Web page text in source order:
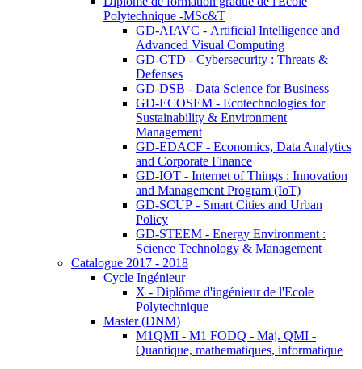
Polytechnique -MSc&T
GD-AIAVC - Artificial Intelligence and
Advanced Visual Computing
GD-CTD - Cybersecurity : Threats &
Defenses
GD-DSB - Data Science for Business
GD-ECOSEM - Ecotechnologies for
Sustainability & Environment
Management
GD-EDACF - Economics, Data Analytics
and Corporate Finance
GD-IOT - Internet of Things : Innovation
and Management Program (IoT)
GD-SCUP - Smart Cities and Urban
Policy
GD-STEEM - Energy Environment :
Science Technology & Management
Catalogue 2017 - 2018
Cycle Ingénieur
X - Diplôme d'ingénieur de l'Ecole
Polytechnique
Master (DNM)
M1QMI - M1 FODQ - Maj. QMI -
Quantique, mathematiques, informatique